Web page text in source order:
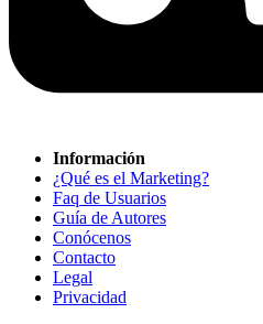
Información
¿Qué es el Marketing?
Faq de Usuarios
Guía de Autores
Conócenos
Contacto
Legal
Privacidad